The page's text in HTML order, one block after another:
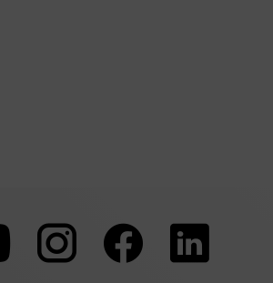
Zu
unserer
Zu
unserer
Zu
unserer